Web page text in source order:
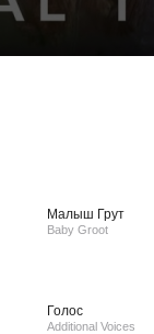
Малыш Грут
Baby Groot
Голос
Additional Voices